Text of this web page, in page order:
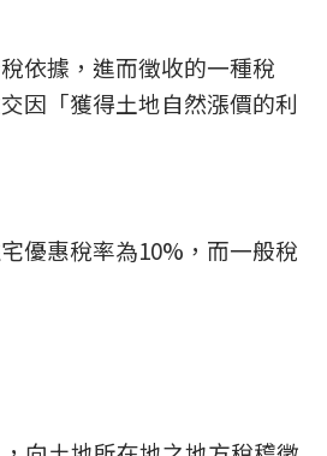
依據，進而徵收的一種稅
因「獲得土地自然漲價的利
優惠稅率為10%，而一般稅